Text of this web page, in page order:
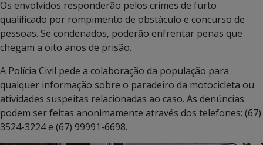
Os envolvidos responderão pelos crimes de furto
qualificado por rompimento de obstáculo e concurso de
pessoas. Se condenados, poderão enfrentar penas que
chegam a oito anos de prisão.
A Polícia Civil pede a colaboração da população para
qualquer informação sobre o paradeiro da motocicleta ou
atividades suspeitas relacionadas ao caso. As denúncias
podem ser feitas anonimamente através dos telefones: (67)
3524-3224 e (67) 99991-6698.